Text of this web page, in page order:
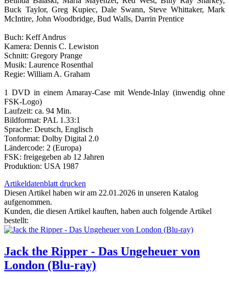
Buck Taylor, Greg Kupiec, Dale Swann, Steve Whittaker, Mark
McIntire, John Woodbridge, Bud Walls, Darrin Prentice
Buch: Keff Andrus
Kamera: Dennis C. Lewiston
Schnitt: Gregory Prange
Musik: Laurence Rosenthal
Regie: William A. Graham
1 DVD in einem Amaray-Case mit Wende-Inlay (inwendig ohne
FSK-Logo)
Laufzeit: ca. 94 Min.
Bildformat: PAL 1.33:1
Sprache: Deutsch, Englisch
Tonformat: Dolby Digital 2.0
Ländercode: 2 (Europa)
FSK: freigegeben ab 12 Jahren
Produktion: USA 1987
Artikeldatenblatt drucken
Diesen Artikel haben wir am 22.01.2026 in unseren Katalog
aufgenommen.
Kunden, die diesen Artikel kauften, haben auch folgende Artikel
bestellt:
Jack the Ripper - Das Ungeheuer von
London (Blu-ray)